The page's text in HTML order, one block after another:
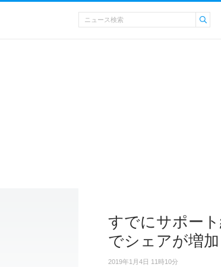
すでにサポー
でシェアが増加
2019年1月4日 11時10分